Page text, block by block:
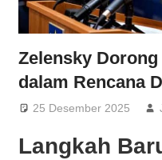
Zelensky
dalam Rencana
25 Desember 2025
Langkah